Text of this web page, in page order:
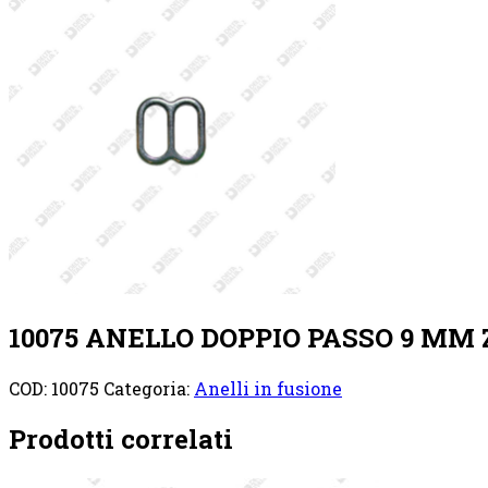
10075 ANELLO DOPPIO PASSO 9
COD: 10075 Categoria: Anelli in fusione
Prodotti correlati